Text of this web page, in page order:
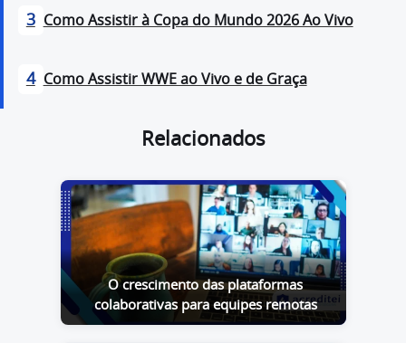
3 Como Assistir à Copa do Mundo 2026 Ao Vivo
4 Como Assistir WWE ao Vivo e de Graça
Relacionados
O crescimento das plataformas
colaborativas para equipes remotas